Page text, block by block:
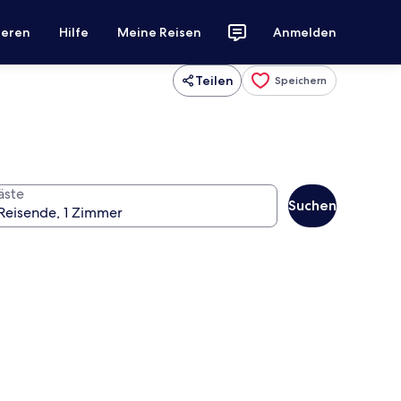
Hilfe Meine Reisen Anmelden
Teilen Speichern
Suchen